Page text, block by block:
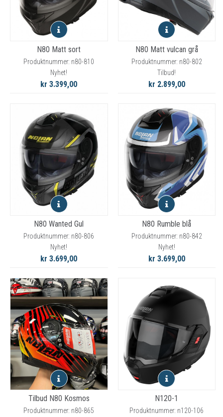
N80 Matt sort
Produktnummer: n80-810
Nyhet!
kr 3.399,00
N80 Matt vulcan grå
Produktnummer: n80-802
Tilbud!
kr 2.899,00
N80 Wanted Gul
Produktnummer: n80-806
Nyhet!
kr 3.699,00
N80 Rumble blå
Produktnummer: n80-842
Nyhet!
kr 3.699,00
Tilbud N80 Kosmos
Produktnummer: n80-865
N120-1
Produktnummer: n120-106